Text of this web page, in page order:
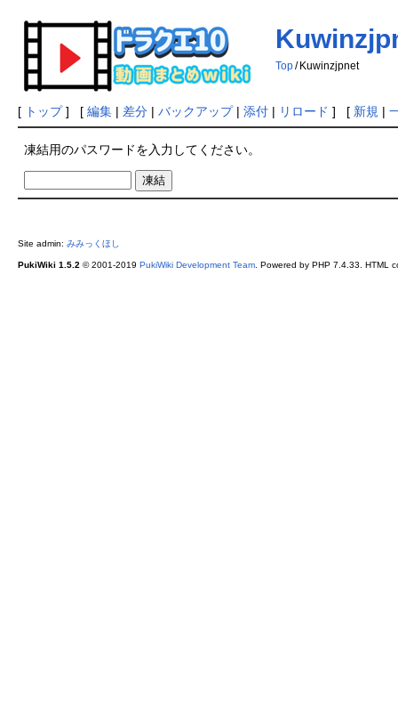
Top / Kuwinzjpnet
[ トップ] [ 編集| 差分| バックアップ| 添付| リロード ] [ 新規 |
凍結用のパスワードを入力してください。
Site admin: みみっくほし
PukiWiki 1.5.2© 2001-2019 PukiWiki Development Team. Powered by PHP 7.4.33. HTML